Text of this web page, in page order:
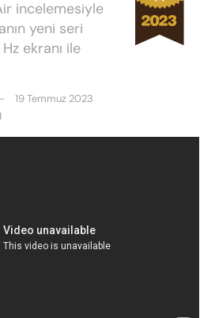
incelemesiyle
yeni seri
ekranı ile
19 Temmuz 2023